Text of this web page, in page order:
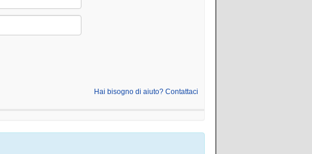
Hai bisogno di aiuto? Contattaci